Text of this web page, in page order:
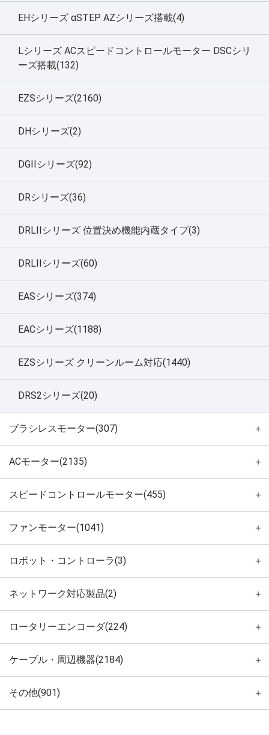
EHシリーズ αSTEP AZシリーズ搭載(4)
Lシリーズ ACスピードコントロールモーター DSCシリ
ーズ搭載(132)
EZSシリーズ(2160)
DHシリーズ(2)
DGIIシリーズ(92)
DRシリーズ(36)
DRLIIシリーズ 位置決め機能内蔵タイプ(3)
DRLIIシリーズ(60)
EASシリーズ(374)
EACシリーズ(1188)
EZSシリーズ クリーンルーム対応(1440)
DRS2シリーズ(20)
ブラシレスモーター(307) ＋
ACモーター(2135) ＋
スピードコントロールモーター(455) ＋
ファンモーター(1041) ＋
ロボット・コントローラ(3) ＋
ネットワーク対応製品(2) ＋
ロータリーエンコーダ(224) ＋
ケーブル・周辺機器(2184) ＋
その他(901) ＋